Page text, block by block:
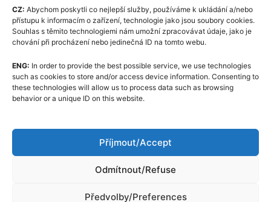
CZ: Abychom poskytli co nejlepší služby, používáme k ukládání a/nebo
přístupu k informacím o zařízení, technologie jako jsou soubory cookies.
Souhlas s těmito technologiemi nám umožní zpracovávat údaje, jako je
chování při procházení nebo jedinečná ID na tomto webu.
ENG: In order to provide the best possible service, we use technologies
such as cookies to store and/or access device information. Consenting to
these technologies will allow us to process data such as browsing
behavior or a unique ID on this website.
Příjmout/Accept
Odmítnout/Refuse
Předvolby/Preferences
Pravilnik o piškotkih (EU)
GDPR
Uredniški kodeks